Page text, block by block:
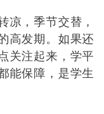
凉，季节交替，
高发期。如果还
关注起来，学平
能保障，是学生